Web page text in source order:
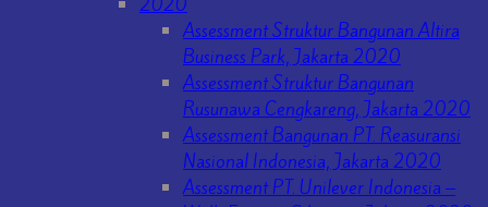
Assessment Struktur Bangunan Altira
Business Park, Jakarta 2020
Assessment Struktur Bangunan
Rusunawa Cengkareng, Jakarta 2020
Assessment Bangunan PT. Reasuransi
Nasional Indonesia, Jakarta 2020
Assessment PT. Unilever Indonesia –